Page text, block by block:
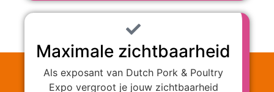
Maximale zichtbaarheid
Als exposant van Dutch Pork & Poultry
Expo vergroot je jouw zichtbaarheid